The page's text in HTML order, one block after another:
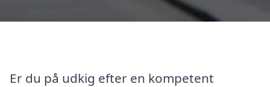
Er du på udkig efter en kompetent